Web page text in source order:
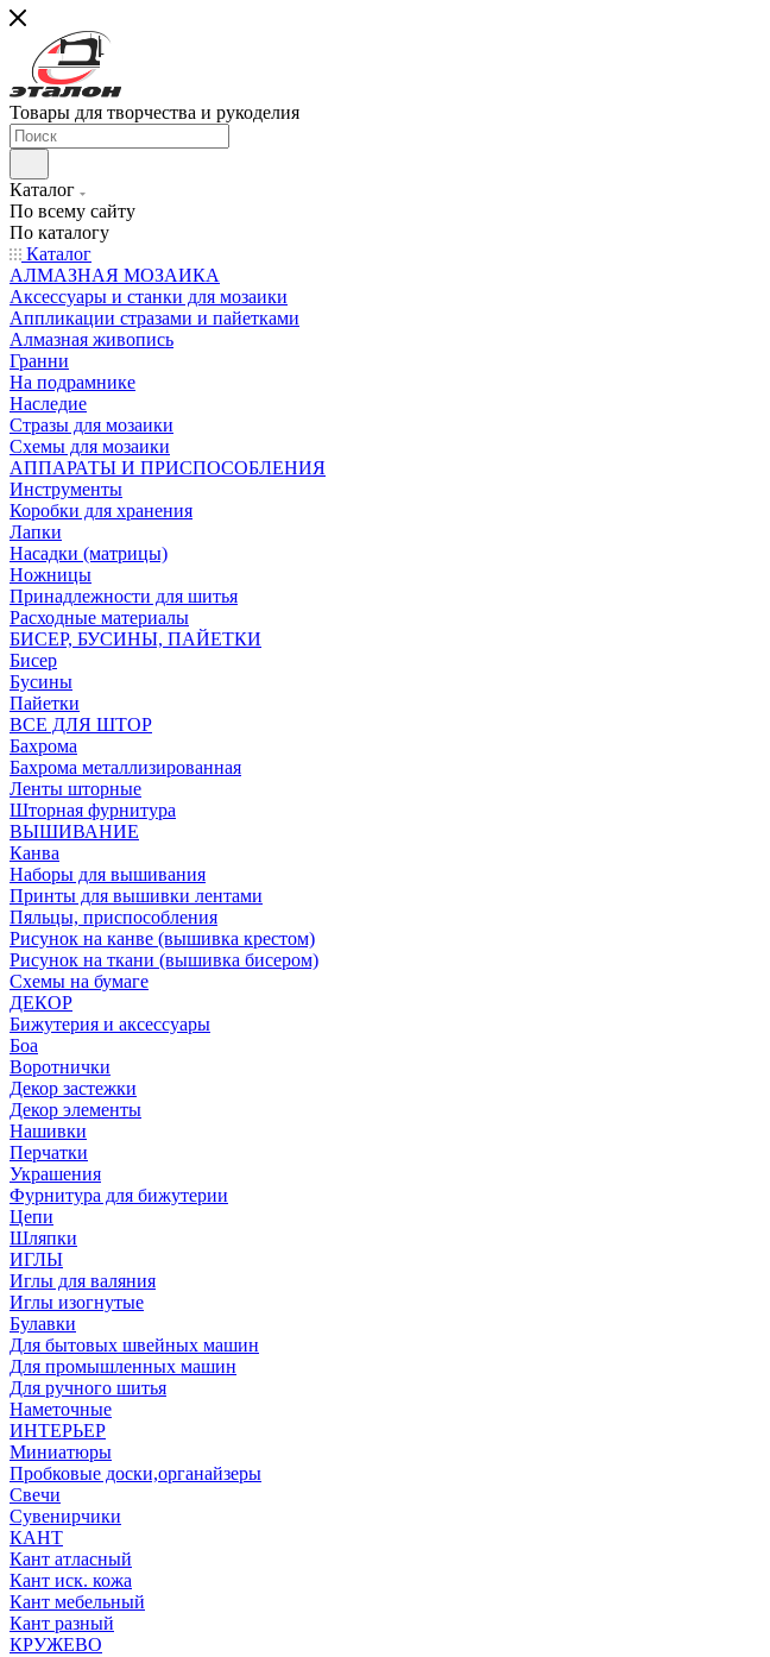
Товары для творчества и рукоделия
Каталог
По всему сайту
По каталогу
Каталог
АЛМАЗНАЯ МОЗАИКА
Аксессуары и станки для мозаики
Аппликации стразами и пайетками
Алмазная живопись
Гранни
На подрамнике
Наследие
Стразы для мозаики
Схемы для мозаики
АППАРАТЫ И ПРИСПОСОБЛЕНИЯ
Инструменты
Коробки для хранения
Лапки
Насадки (матрицы)
Ножницы
Принадлежности для шитья
Расходные материалы
БИСЕР, БУСИНЫ, ПАЙЕТКИ
Бисер
Бусины
Пайетки
ВСЕ ДЛЯ ШТОР
Бахрома
Бахрома металлизированная
Ленты шторные
Шторная фурнитура
ВЫШИВАНИЕ
Канва
Наборы для вышивания
Принты для вышивки лентами
Пяльцы, приспособления
Рисунок на канве (вышивка крестом)
Рисунок на ткани (вышивка бисером)
Схемы на бумаге
ДЕКОР
Бижутерия и аксессуары
Боа
Воротнички
Декор застежки
Декор элементы
Нашивки
Перчатки
Украшения
Фурнитура для бижутерии
Цепи
Шляпки
ИГЛЫ
Иглы для валяния
Иглы изогнутые
Булавки
Для бытовых швейных машин
Для промышленных машин
Для ручного шитья
Наметочные
ИНТЕРЬЕР
Миниатюры
Пробковые доски,органайзеры
Свечи
Сувенирчики
КАНТ
Кант атласный
Кант иск. кожа
Кант мебельный
Кант разный
КРУЖЕВО